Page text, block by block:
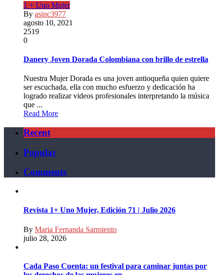
1 + Uno Mujer
By asinc3977
agosto 10, 2021
2519
0
Danery Joven Dorada Colombiana con brillo de estrella
Nuestra Mujer Dorada es una joven antioqueña quien quiere
ser escuchada, ella con mucho esfuerzo y dedicación ha
logrado realizar videos profesionales interpretando la música
que ...
Read More
Recent
Popular
Comments
Revista 1+ Uno Mujer, Edición 71 | Julio 2026
By Maria Fernanda Sarmiento
julio 28, 2026
Cada Paso Cuenta: un festival para caminar juntas por